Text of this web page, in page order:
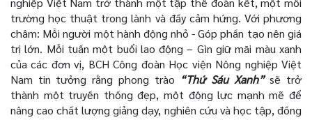
trường học thuật trong lành và đầy cảm hứng. Với phương
châm: Mỗi người một hành động nhỏ - Góp phần tạo nên giá
trị lớn. Mỗi tuần một buổi lao động – Gìn giữ mãi màu xanh
của các đơn vị, BCH Công đoàn Học viện Nông nghiệp Việt
Nam tin tưởng rằng phong trào “Thứ Sáu Xanh”sẽ trở
thành một truyền thống đẹp, một động lực mạnh mẽ để
nâng cao chất lượng giảng dạy, nghiên cứu và học tập, đồng